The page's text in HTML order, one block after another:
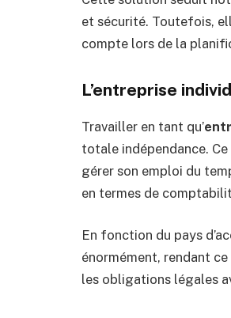
et sécurité. Toutefois,
compte lors de la
L’entreprise
Travailler en tant qu’
totale indépendance. Ce
gérer son emploi du
en termes de
En fonction du pays
énormément, rendant ce
les obligations légales